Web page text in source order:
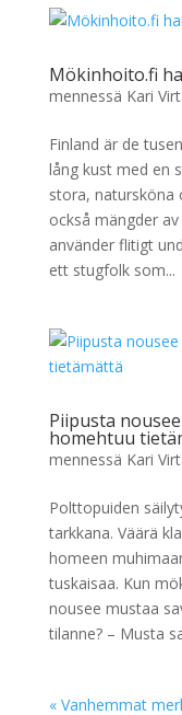
Mökinhoito.fi
mennessä Kari
Finland är de
lång kust med en
stora, natursköna
också mängder
använder flitigt
ett stugfolk som...
Piipusta
homehtuu
mennessä Kari
Polttopuiden
tarkkana. Väärä
homeen
tuskaisaa. Kun
nousee mustaa
tilanne? – Musta
« Vanhemmat